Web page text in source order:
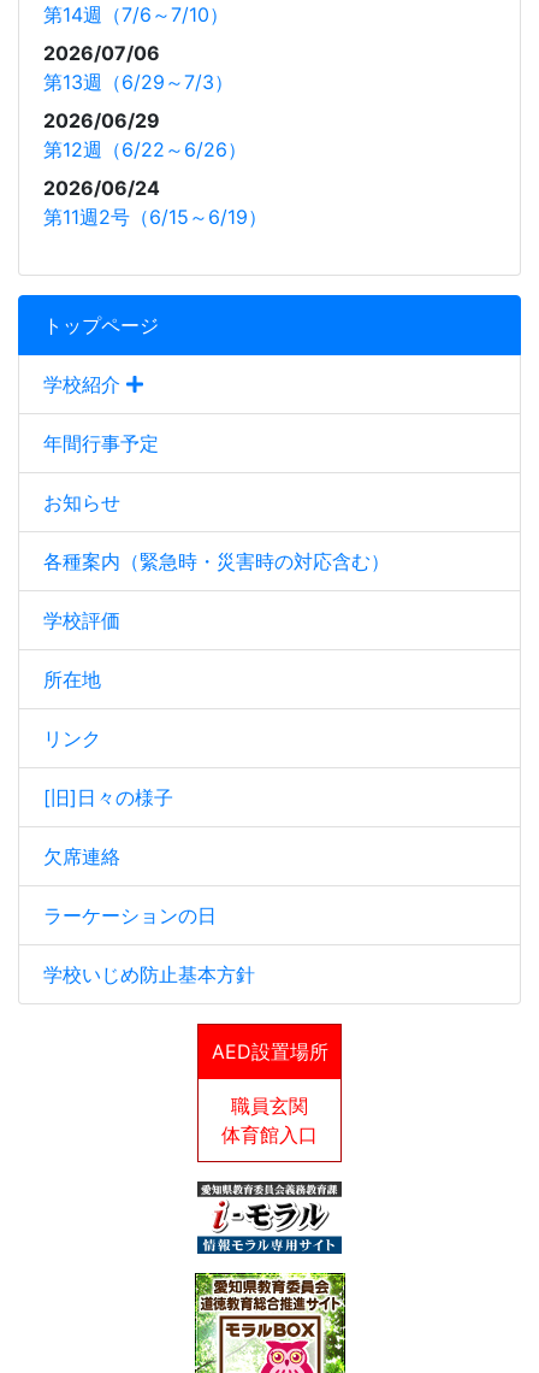
トップページ
学校紹介
年間行事予定
お知らせ
各種案内（緊急時・災害時の対応含む）
学校評価
所在地
リンク
[旧]日々の様子
欠席連絡
ラーケーションの日
学校いじめ防止基本方針
AED設置場所
職員玄関
体育館入口
第14週（7/6～7/10）
2026/07/06
第13週（6/29～7/3）
2026/06/29
第12週（6/22～6/26）
2026/06/24
第11週2号（6/15～6/19）